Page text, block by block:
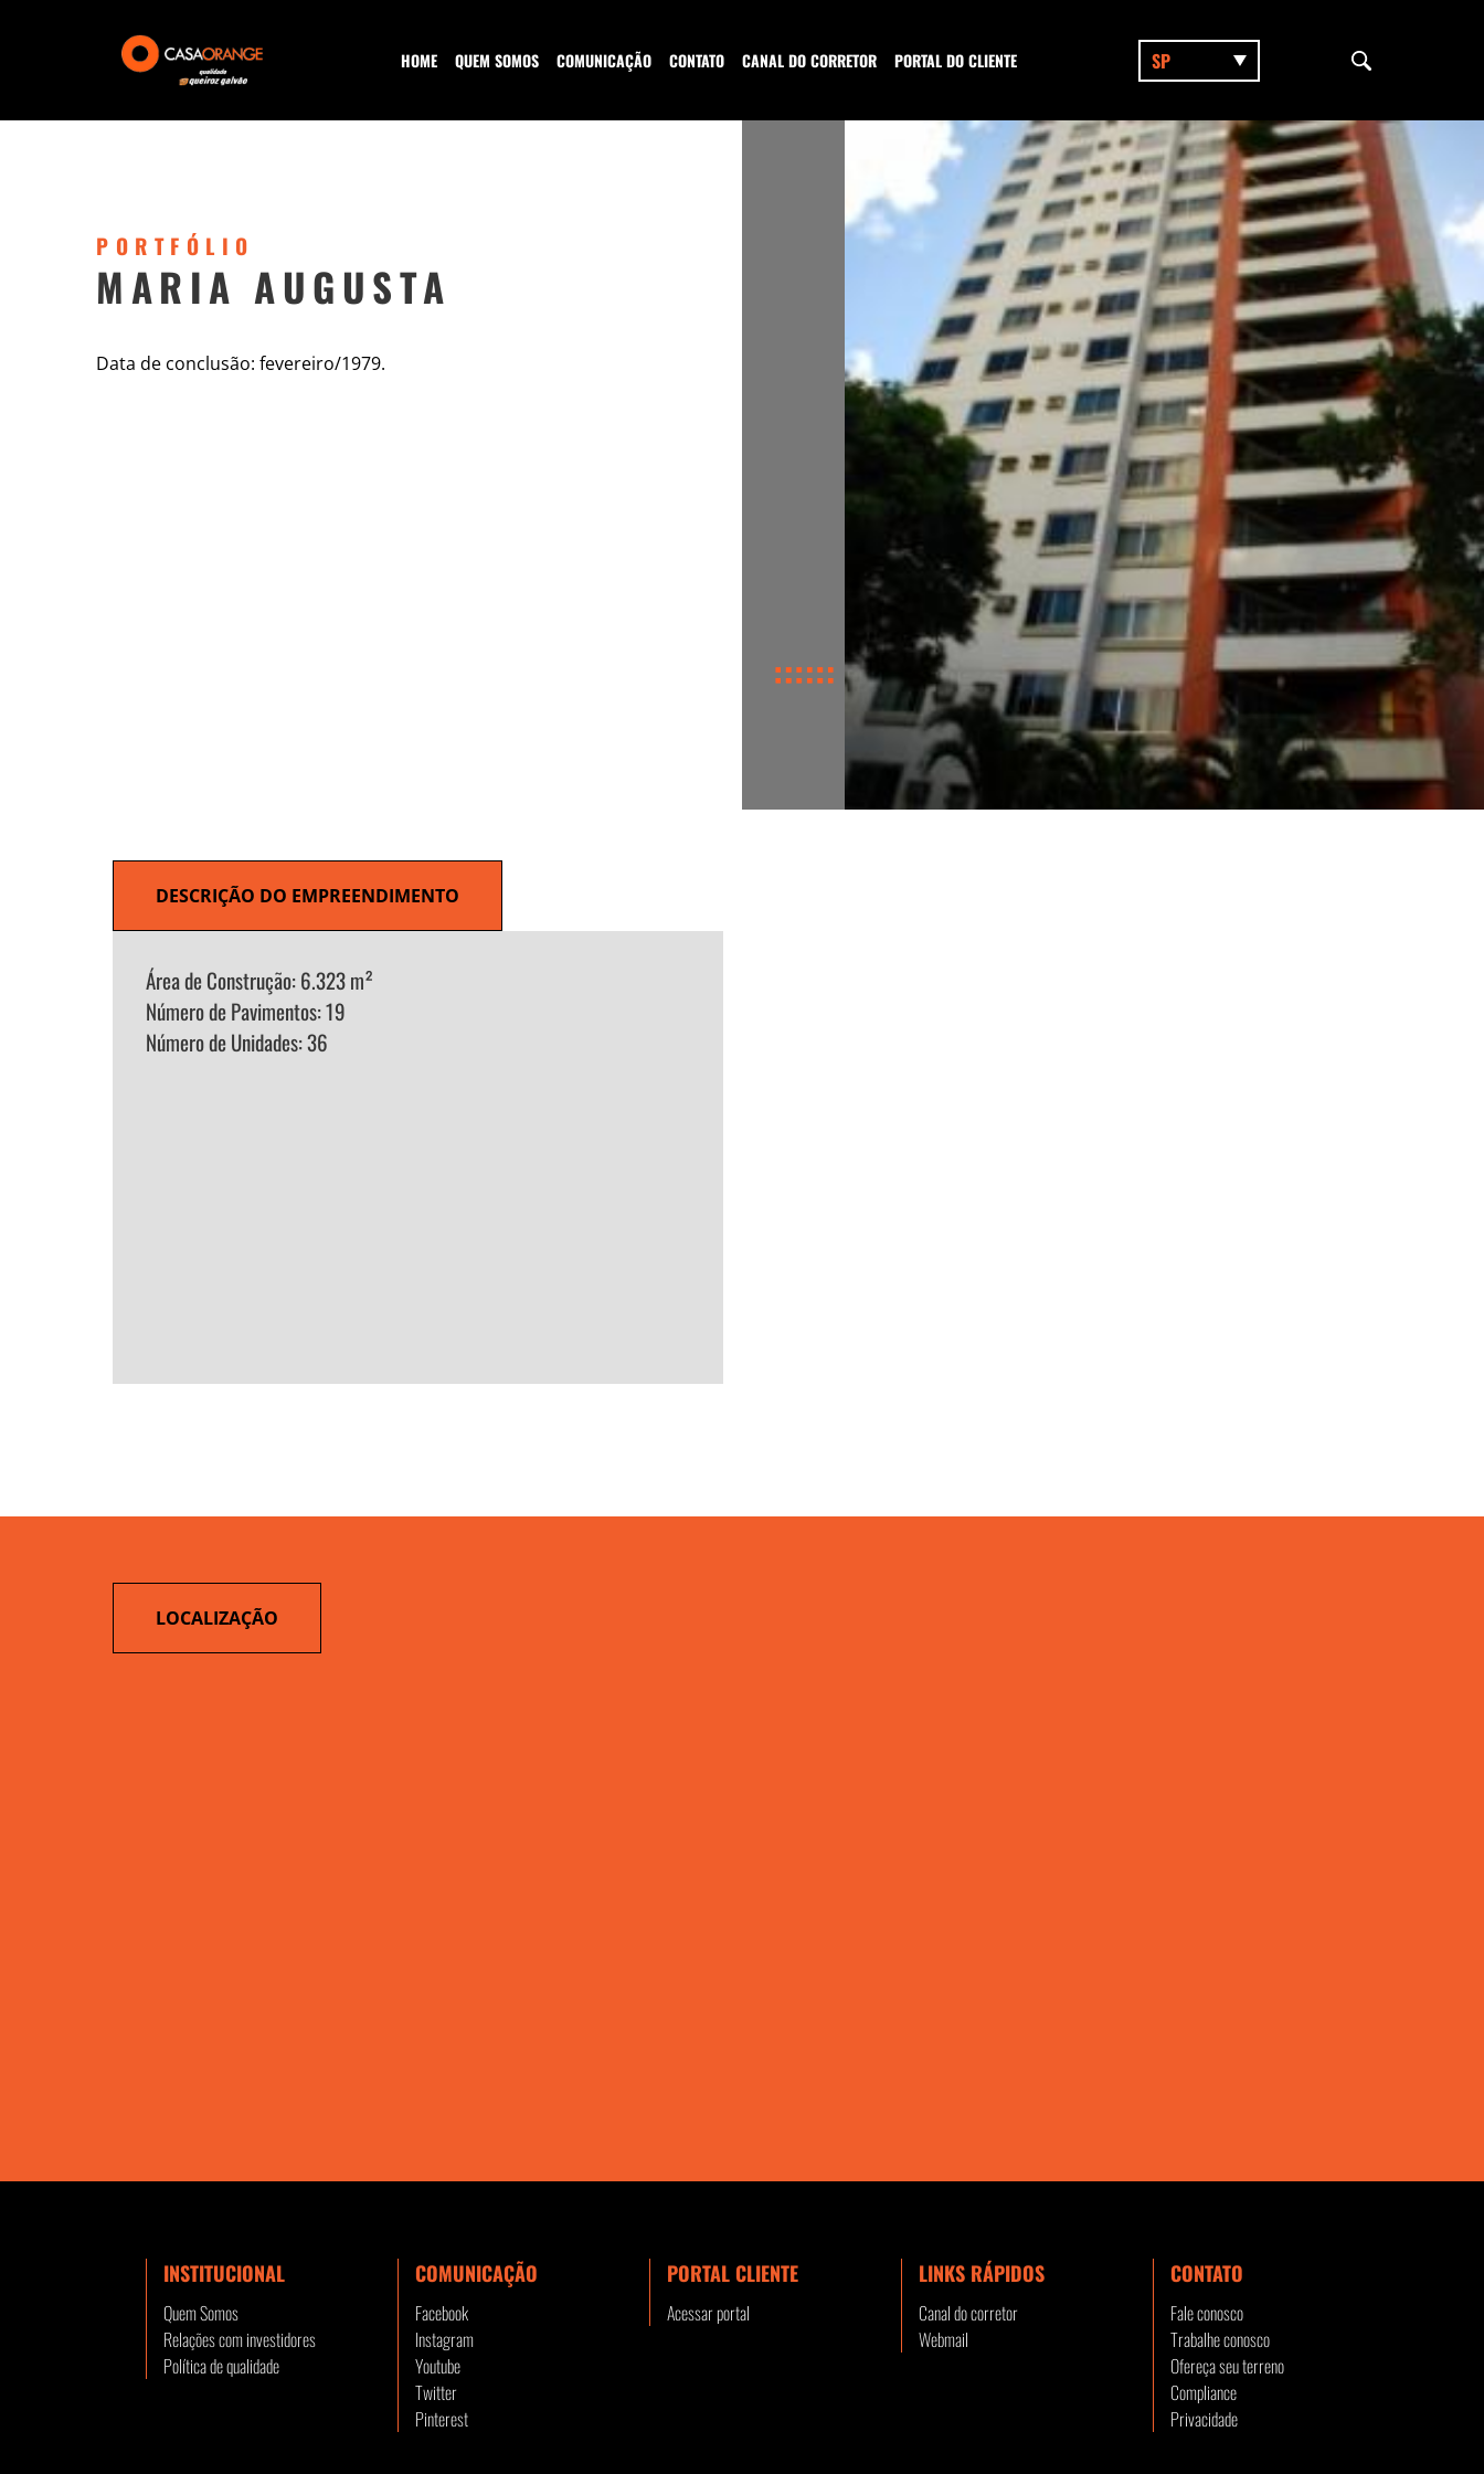
HOME QUEM SOMOS COMUNICAÇÃO CONTATO CANAL DO CORRETOR PORTAL DO CLIENTE SP
PORTFÓLIO
MARIA AUGUSTA
Data de conclusão: fevereiro/1979.
DESCRIÇÃO DO EMPREENDIMENTO
Área de Construção: 6.323 m²
Número de Pavimentos: 19
Número de Unidades: 36
LOCALIZAÇÃO
INSTITUCIONAL
Quem Somos
Relações com investidores
Política de qualidade
COMUNICAÇÃO
Facebook
Instagram
Youtube
Twitter
Pinterest
PORTAL CLIENTE
Acessar portal
LINKS RÁPIDOS
Canal do corretor
Webmail
CONTATO
Fale conosco
Trabalhe conosco
Ofereça seu terreno
Compliance
Privacidade